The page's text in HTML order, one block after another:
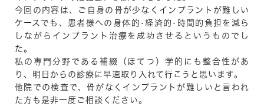
今回の内容は、ご自身の骨が少なくインプラントが難しい
ケースでも、患者様への身体的•経済的•時間的負担を減ら
しながらインプラント治療を成功させるというものでし
た。
私の専門分野である補綴（ほてつ）学的にも整合性があ
り、明日からの診療に早速取り入れて行こうと思います。
他院での検査で、骨がなくインプラントが難しいと言われ
た方も是非一度ご相談ください。